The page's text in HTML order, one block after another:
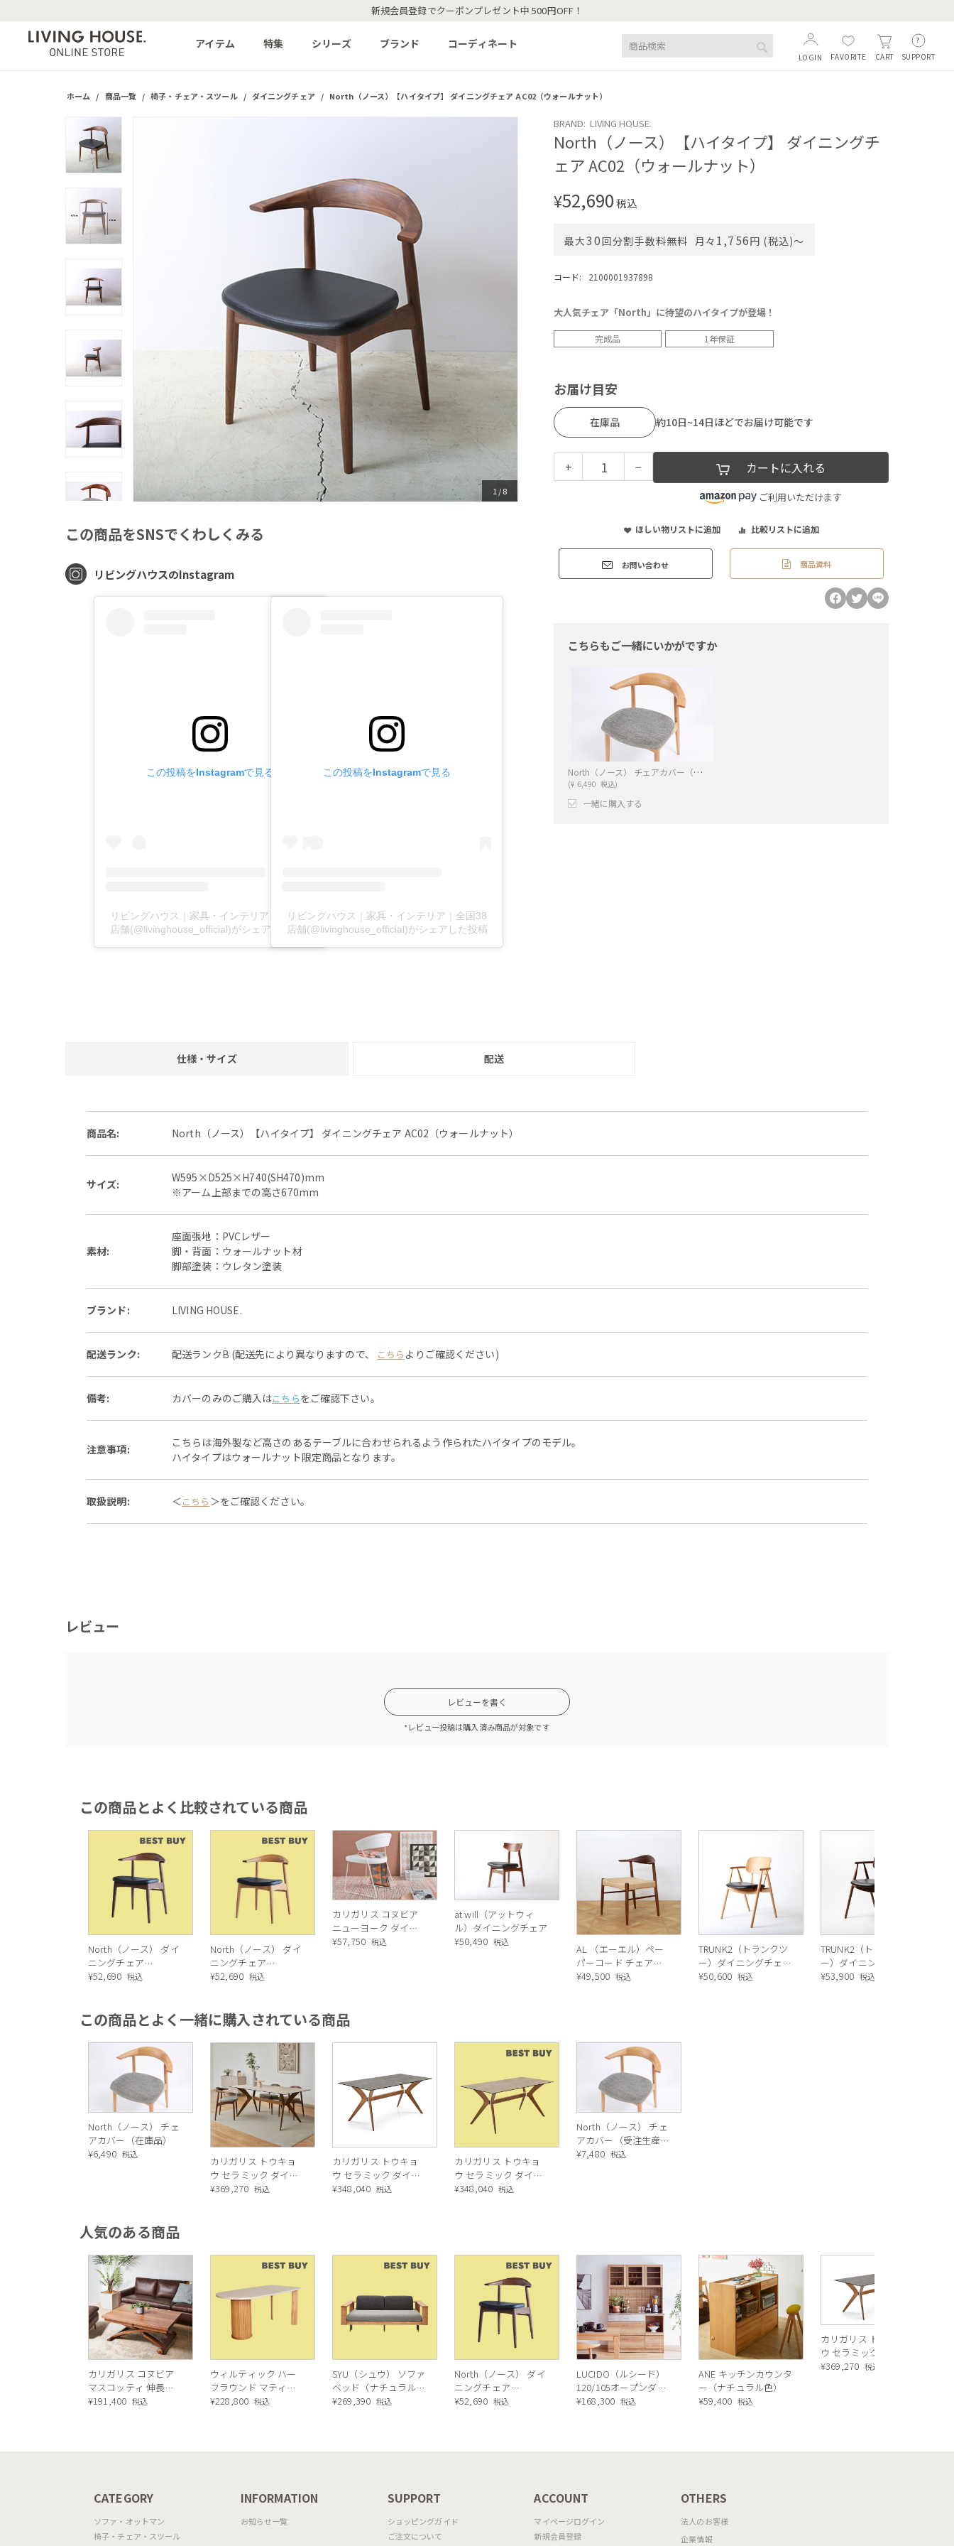
新規会員登録でクーポンプレゼント中 500円OFF！
アイテム 特集 シリーズ ブランド コーディネート
SUPPORT
CART
FAVORITE
LOGIN
ホーム / 商品一覧 / 椅子・チェア・スツール / ダイニングチェア / North（ノース）【ハイタイプ】 ダイニングチェア AC02（ウォールナット）
1 /8
この商品をSNSでくわしくみる
リビングハウスのInstagram
この投稿をInstagramで見る
リビングハウス｜家具・インテリア｜全国38
店舗(@livinghouse_official)がシェアした投稿
この投稿をInstagramで見る
リビングハウス｜家具・インテリア｜全国38
店舗(@livinghouse_official)がシェアした投稿
BRAND: LIVING HOUSE.
North（ノース）【ハイタイプ】 ダイニングチ
ェア AC02（ウォールナット）
¥52,690税込
最大30回分割手数料無料 月々 1,756円 (税込)〜
コード: 2100001937898
大人気チェア「North」に待望のハイタイプが登場！
完成品 1年保証
お届け目安
在庫品 約10日~14日ほどでお届け可能です
+ − カートに入れる
ご利用いただけます
ほしい物リストに追加 比較リストに追加
お問い合わせ 商品資料
こちらもご一緒にいかがですか
North（ノース） チェアカバー（在庫品）
(¥ 6,490 税込)
一緒に購入する
仕様・サイズ 配送
商品名: North（ノース）【ハイタイプ】 ダイニングチェア AC02（ウォールナット）
サイズ:
W595×D525×H740(SH470)mm
※アーム上部までの高さ670mm
素材:
座面張地：PVCレザー
脚・背面：ウォールナット材
脚部塗装：ウレタン塗装
ブランド: LIVING HOUSE.
配送ランク: 配送ランクB (配送先により異なりますので、 こちら よりご確認ください)
備考: カバーのみのご購入はこちらをご確認下さい。
注意事項:
こちらは海外製など高さのあるテーブルに合わせられるよう作られたハイタイプのモデル。
ハイタイプはウォールナット限定商品となります。
取扱説明: ＜ こちら ＞をご確認ください。
レビュー
レビューを書く
*レビュー投稿は購入済み商品が対象です
この商品とよく比較されている商品
North（ノース） ダイ
ニングチェア
AC02（ウォールナッ
¥52,690 税込
North（ノース） ダイ
ニングチェア
AC02（オーク）
¥52,690 税込
カリガリス コヌビア
ニューヨーク ダイニ
ングチェア (ソフトレ
¥57,750 税込
at will（アットウィ
ル）ダイニングチェア
¥50,490 税込
AL （エーエル）ペー
パーコード チェア
（ウォールナット）
¥49,500 税込
TRUNK2（トランクツ
ー）ダイニングチェア
DC2（オーク）
¥50,600 税込
TRUNK2（トランクツ
ー）ダイニングチェア
DC2（ウォールナッ
¥53,900 税込
この商品とよく一緒に購入されている商品
North（ノース） チェ
アカバー（在庫品）
¥6,490 税込
カリガリス トウキョ
ウ セラミック ダイニ
ングテーブル ／
¥369,270 税込
カリガリス トウキョ
ウ セラミック ダイニ
ングテーブル ／
¥348,040 税込
カリガリス トウキョ
ウ セラミック ダイニ
ングテーブル ／
¥348,040 税込
North（ノース） チェ
アカバー（受注生産
品）
¥7,480 税込
人気のある商品
カリガリス コヌビア
マスコッティ 伸長・
昇降式テーブル ／
¥191,400 税込
ウィルティック ハー
フラウンド マティエ
ラ塗装 ダイニングテ
¥228,800 税込
SYU（シュウ） ソファ
ベッド（ナチュラル）
190cm
¥269,390 税込
North（ノース） ダイ
ニングチェア
AC02（ウォールナッ
¥52,690 税込
LUCIDO（ルシード）
120/105オープンダイ
ニングボード ナチュ
¥168,300 税込
ANE キッチンカウンタ
ー（ナチュラル色）
¥59,400 税込
カリガリス トウキョ
ウ セラミック ダイニ
ングテーブル ／
¥369,270 税込
CATEGORY
ソファ・オットマン
椅子・チェア・スツール
INFORMATION
お知らせ一覧
SUPPORT
ショッピングガイド
ご注文について
ACCOUNT
マイページログイン
新規会員登録
OTHERS
法人のお客様
企業情報